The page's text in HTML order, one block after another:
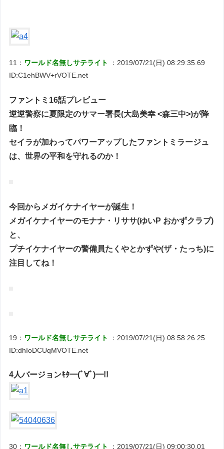
11： ワールド名無しサテライト
：2019/07/21(日) 08:29:35.69
ID:C1ehBWV+rVOTE.net
ファントミ16話プレビュー
逆逆警察に夏限定のサマー署長(大島美幸 <森三中>)が降
臨！
セイラが加わってパワーアップしたファントミラージュ
は、世界の平和を守れるのか！
今回からメガイケナイヤーが誕生！
メガイケナイヤーのモナナ・リササ(ゆいP おかずクラブ)
と、
プチイケナイヤーの警備員たくやとかずや(ザ・たっち)に
注目してね！
19： ワールド名無しサテライト
：2019/07/21(日) 08:58:26.25
ID:dhIoDCUqMVOTE.net
4人バージョンｷﾀ━(ﾟ∀ﾟ)━!!
30： ワールド名無しサテライト ：2019/07/21(日) 09:00:30.01